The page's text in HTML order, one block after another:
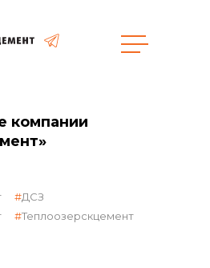
закупки
компании
ДСЗ
Теплоозерскцемент